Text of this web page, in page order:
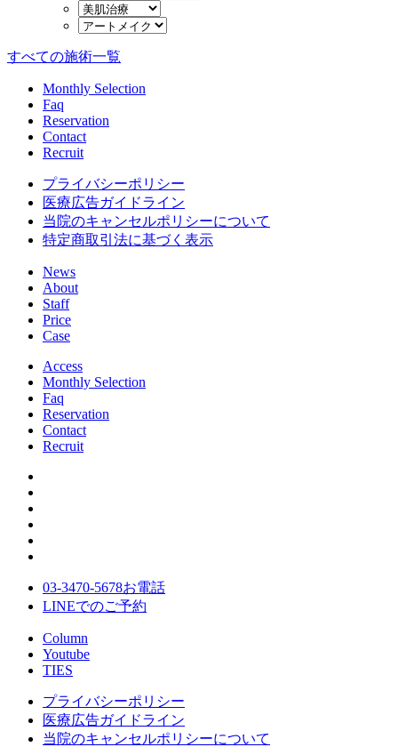
すべての施術一覧
Monthly Selection
Faq
Reservation
Contact
Recruit
プライバシーポリシー
医療広告ガイドライン
当院のキャンセルポリシーについて
特定商取引法に基づく表示
News
About
Staff
Price
Case
Access
Monthly Selection
Faq
Reservation
Contact
Recruit
03-3470-5678お電話
LINEでのご予約
Column
Youtube
TIES
プライバシーポリシー
医療広告ガイドライン
当院のキャンセルポリシーについて